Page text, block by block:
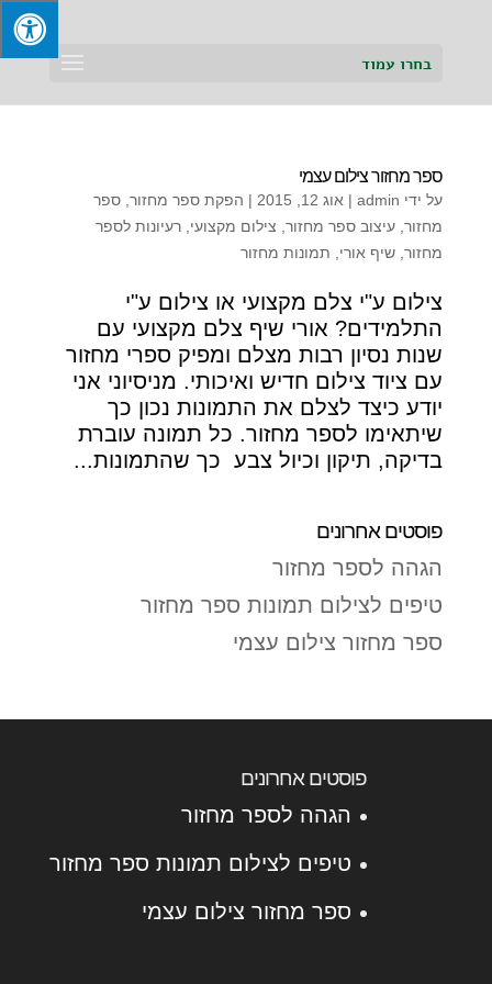
בחרו עמוד
ספר מחזור צילום עצמי
על ידי admin
| אוג 12, 2015 | הפקת ספר מחזור, ספר
מחזור, עיצוב ספר מחזור, צילום מקצועי רעיונות לספר
מחזור, שיף אורי תמונות מחזור
צילום ע"י צלם מקצועי או צילום ע"י
התלמידים? אורי שיף צלם מקצועי עם
שנות נסיון רבות מצלם ומפיק ספרי מחזור
עם ציוד צילום חדיש ואיכותי. מניסיוני אני
יודע כיצד לצלם את התמונות נכון כך
שיתאימו לספר מחזור. כל תמונה עוברת
בדיקה, תיקון וכיול צבע כך שהתמונות...
פוסטים אחרונים
הגהה לספר מחזור
טיפים לצילום תמונות ספר מחזור
ספר מחזור צילום עצמי
פוסטים אחרונים
הגהה לספר מחזור
טיפים לצילום תמונות ספר מחזור
ספר מחזור צילום עצמי